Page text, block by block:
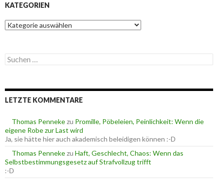
KATEGORIEN
K
a
g
o
n
S
u
e
n
c
h
:
LETZTE KOMMENTARE
Thomas Pennekezu Promille, Pöbeleien, Peinlichkeit: Wenn die
eigene Robe zur Last wird
Ja, sie hätte hier auch akademisch beleidigen können :-D
Thomas Pennekezu Haft, Geschlecht, Chaos: Wenn das
Selbstbestimmungsgesetz auf Strafvollzug trifft
:-D